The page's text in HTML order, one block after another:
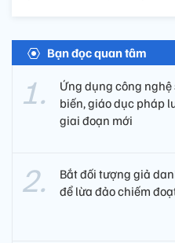
Bạn đọc quan tâm
Ứng dụng công nghệ
biến, giáo dục pháp
giai đoạn mới
Bắt đối tượng giả
để lừa đảo chiếm